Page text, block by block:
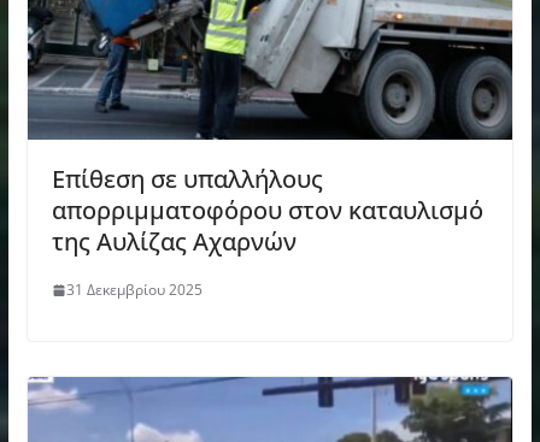
Επίθεση σε υπαλλήλους
απορριμματοφόρου στον καταυλισμό
της Αυλίζας Αχαρνών
31 Δεκεμβρίου 2025